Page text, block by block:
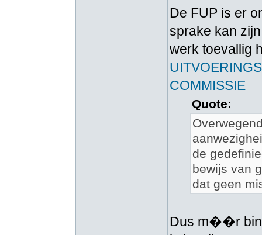
De FUP is er
sprake kan
werk toevallig
COMMISSIE
Quote:
de
bewijs van
dat geen
Dus m��r